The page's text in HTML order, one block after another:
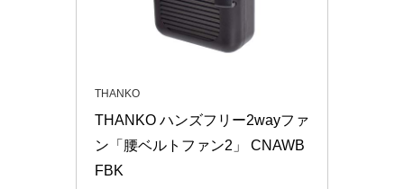
THANKO
THANKO ハンズフリー2wayファ
ン「腰ベルトファン2」 CNAWB
FBK